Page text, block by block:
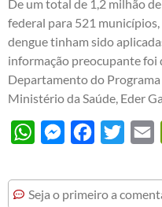
De um total de 1,2 milhão
federal para 521
dengue tinham sido
informação preocupante
Departamento do
Ministério da Saúde, Eder
WhatsAppMessengerFacebook
Twitter
Seja o primeiro a